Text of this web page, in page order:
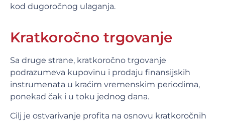
kod dugoročnog ulaganja.
Kratkoročno trgovanje
Sa druge strane, kratkoročno trgovanje
podrazumeva kupovinu i prodaju finansijskih
instrumenata u kraćim vremenskim periodima,
ponekad čak i u toku jednog dana.
Cilj je ostvarivanje profita na osnovu kratkoročnih